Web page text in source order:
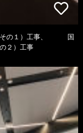
明その１）工事、 国
２）工事